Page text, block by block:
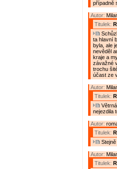
případně
Autor:
Titulek:
ta hlavní
byla, ale
nevěděl
kraje a
závažné
trochu
účast ze
Autor:
Titulek:
nejezdila
Autor:
Titulek:
Autor:
Titulek: